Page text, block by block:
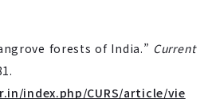
forests of India.” Current
index.php/CURS/article/vie